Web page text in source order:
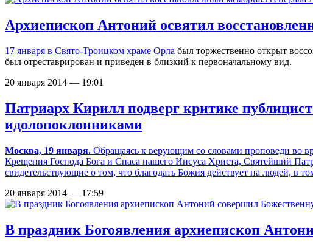
Архиепископ Антоний освятил
17 января в Свято-Троицком храме Орла был торжественно открыт
был отреставрирован и приведен в близкий к первоначальному вид.
20 января 2014 — 19:01
Патриарх Кирилл подверг критике
идолопоклонниками
Москва, 19 января. Обращаясь к верующим со словами проповеди во
Крещения Господа Бога и Спаса нашего Иисуса Христа, Святейший
свидетельствующие о том, что благодать Божия действует на людей, в
20 января 2014 — 17:59
В праздник Богоявления архиепископ